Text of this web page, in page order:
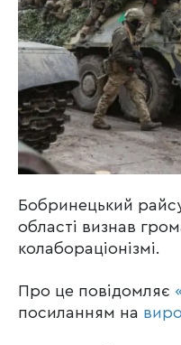
Бобринецький
області визнав
колабораціонізмі.
Про це повідомляє
посиланням на